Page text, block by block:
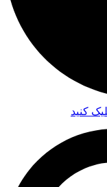
کنید